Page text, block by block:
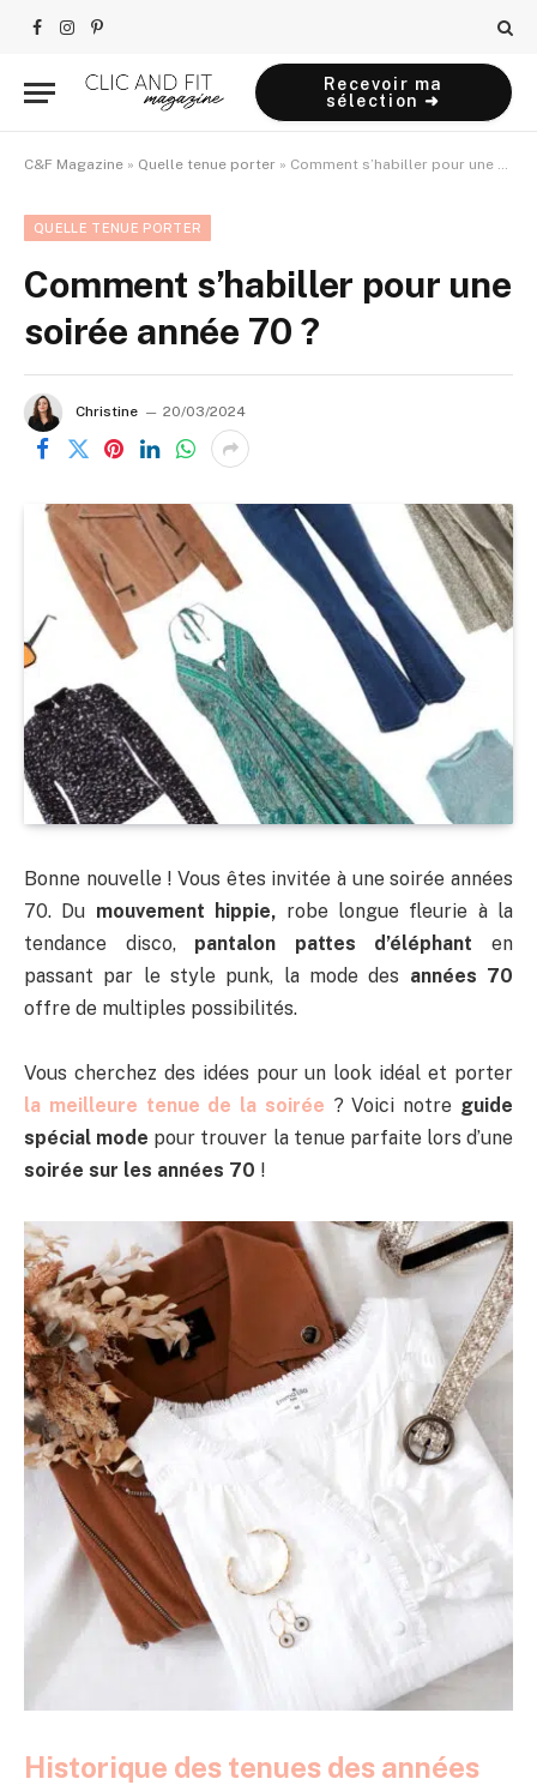
Facebook
Instagram
Pinterest
Recevoir ma
sélection ➜
C&F Magazine » Quelle tenue porter » Comment s’habiller pour une soirée année 70 ?
QUELLE TENUE PORTER
Comment s’habiller pour une
soirée année 70 ?
Christine 20/03/2024
Bonne nouvelle ! Vous êtes invitée à une soirée années
70. Du mouvement hippie, robe longue fleurie à la
tendance disco,pantalon pattes d’éléphant en
passant par le style punk, la mode des années 70
offre de multiples possibilités.
Vous cherchez des idées pour un look idéal et porter
la meilleure tenue de la soirée ? Voici notre guide
spécial mode pour trouver la tenue parfaite lors d’une
soirée sur les années 70 !
Historique des tenues des années